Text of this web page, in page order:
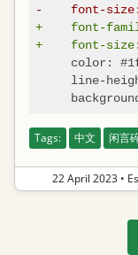
-    font-size:
+    font-
+    font-size:
color:
line-
Tags: 中文 闲言
22 April 2023 •